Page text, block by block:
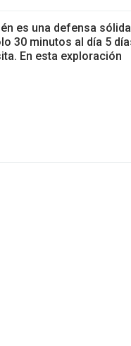
es una defensa sólida
30 minutos al día 5
En esta exploración